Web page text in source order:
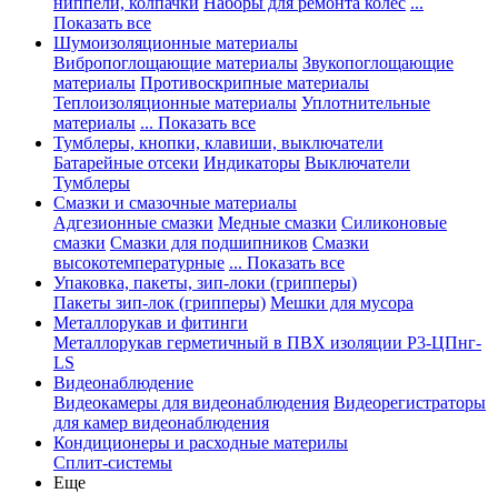
Показать все
Шумоизоляционные материалы
Вибропоглощающие материалы Звукопоглощающие
материалы Противоскрипные материалы
Теплоизоляционные материалы Уплотнительные
материалы ... Показать все
Тумблеры, кнопки, клавиши, выключатели
Батарейные отсеки Индикаторы Выключатели
Тумблеры
Смазки и смазочные материалы
Адгезионные смазки Медные смазки Силиконовые
смазки Смазки для подшипников Смазки
высокотемпературные ... Показать все
Упаковка, пакеты, зип-локи (грипперы)
Пакеты зип-лок (грипперы) Мешки для мусора
Металлорукав и фитинги
Металлорукав герметичный в ПВХ изоляции Р3-ЦПнг-
LS
Видеонаблюдение
Видеокамеры для видеонаблюдения Видеорегистраторы
для камер видеонаблюдения
Кондиционеры и расходные материлы
Сплит-системы
Еще